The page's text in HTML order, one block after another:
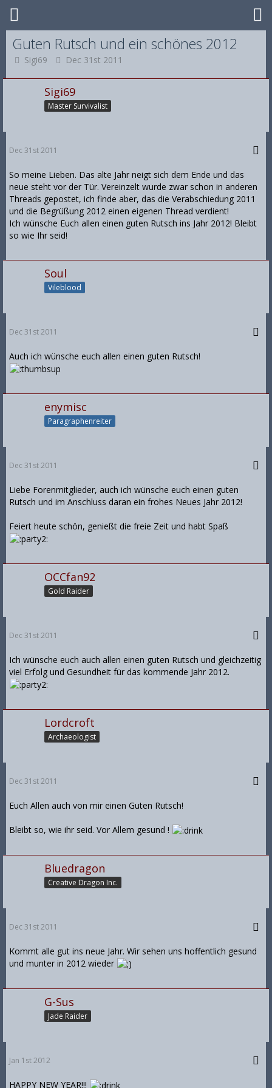
Guten Rutsch und ein schönes 2012
Sigi69 Dec 31st 2011
Sigi69
Master Survivalist
Dec 31st 2011
So meine Lieben. Das alte Jahr neigt sich dem Ende und das
neue steht vor der Tür. Vereinzelt wurde zwar schon in anderen
Threads gepostet, ich finde aber, das die Verabschiedung 2011
und die Begrüßung 2012 einen eigenen Thread verdient!
Ich wünsche Euch allen einen guten Rutsch ins Jahr 2012! Bleibt
so wie Ihr seid!
Soul
Vileblood
Dec 31st 2011
Auch ich wünsche euch allen einen guten Rutsch!
enymisc
Paragraphenreiter
Dec 31st 2011
Liebe Forenmitglieder, auch ich wünsche euch einen guten
Rutsch und im Anschluss daran ein frohes Neues Jahr 2012!
Feiert heute schön, genießt die freie Zeit und habt Spaß
OCCfan92
Gold Raider
Dec 31st 2011
Ich wünsche euch auch allen einen guten Rutsch und gleichzeitig
viel Erfolg und Gesundheit für das kommende Jahr 2012.
Lordcroft
Archaeologist
Dec 31st 2011
Euch Allen auch von mir einen Guten Rutsch!
Bleibt so, wie ihr seid. Vor Allem gesund !
Bluedragon
Creative Dragon Inc.
Dec 31st 2011
Kommt alle gut ins neue Jahr. Wir sehen uns hoffentlich gesund
und munter in 2012 wieder
G-Sus
Jade Raider
Jan 1st 2012
HAPPY NEW YEAR!!!